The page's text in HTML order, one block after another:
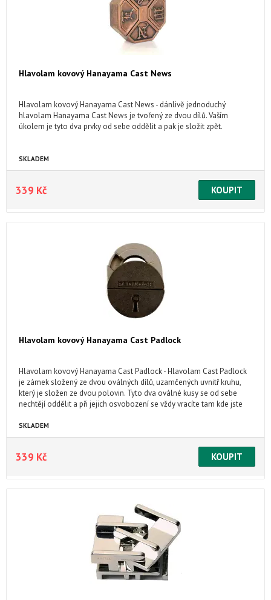
Hlavolam kovový Hanayama Cast News
Hlavolam kovový Hanayama Cast News - dánlivě jednoduchý
hlavolam Hanayama Cast News je tvořený ze dvou dílů. Vaším
úkolem je tyto dva prvky od sebe oddělit a pak je složit zpět.
SKLADEM
339 Kč
Hlavolam kovový Hanayama Cast Padlock
Hlavolam kovový Hanayama Cast Padlock - Hlavolam Cast Padlock
je zámek složený ze dvou oválných dílů, uzamčených uvnitř kruhu,
který je složen ze dvou polovin. Tyto dva oválné kusy se od sebe
nechtějí oddělit a při jejich osvobození se vždy vracíte tam kde jste
SKLADEM
339 Kč